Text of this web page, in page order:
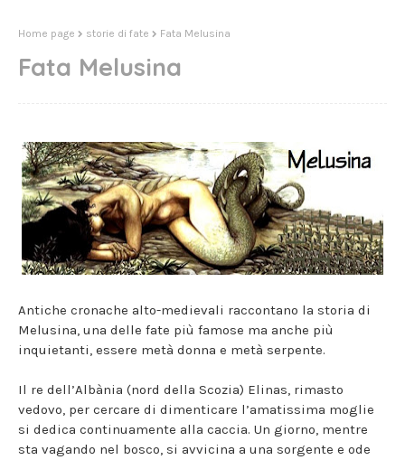
Home page storie di fate Fata Melusina
Fata Melusina
Antiche cronache alto-medievali raccontano la storia di
Melusina, una delle fate più famose ma anche più
inquietanti, essere metà donna e metà serpente.
Il re dell’Albània (nord della Scozia) Elinas, rimasto
vedovo, per cercare di dimenticare l’amatissima moglie
si dedica continuamente alla caccia. Un giorno, mentre
sta vagando nel bosco, si avvicina a una sorgente e ode